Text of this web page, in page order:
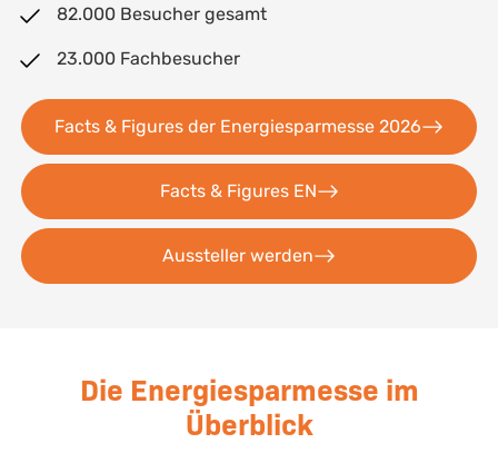
82.000 Besucher gesamt
23.000 Fachbesucher
Facts & Figures der Energiesparmesse 2026
Facts & Figures EN
Aussteller werden
Die Energiesparmesse im
Überblick